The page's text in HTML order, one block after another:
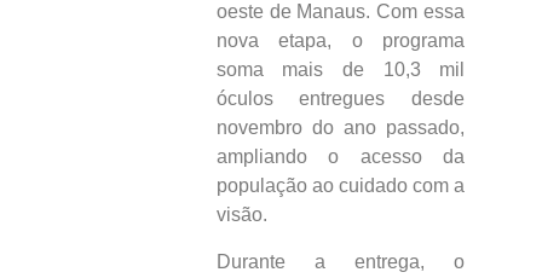
oeste de Manaus. Com essa
nova etapa, o programa
soma mais de 10,3 mil
óculos entregues desde
novembro do ano passado,
ampliando o acesso da
população ao cuidado com a
visão.
Durante a entrega, o